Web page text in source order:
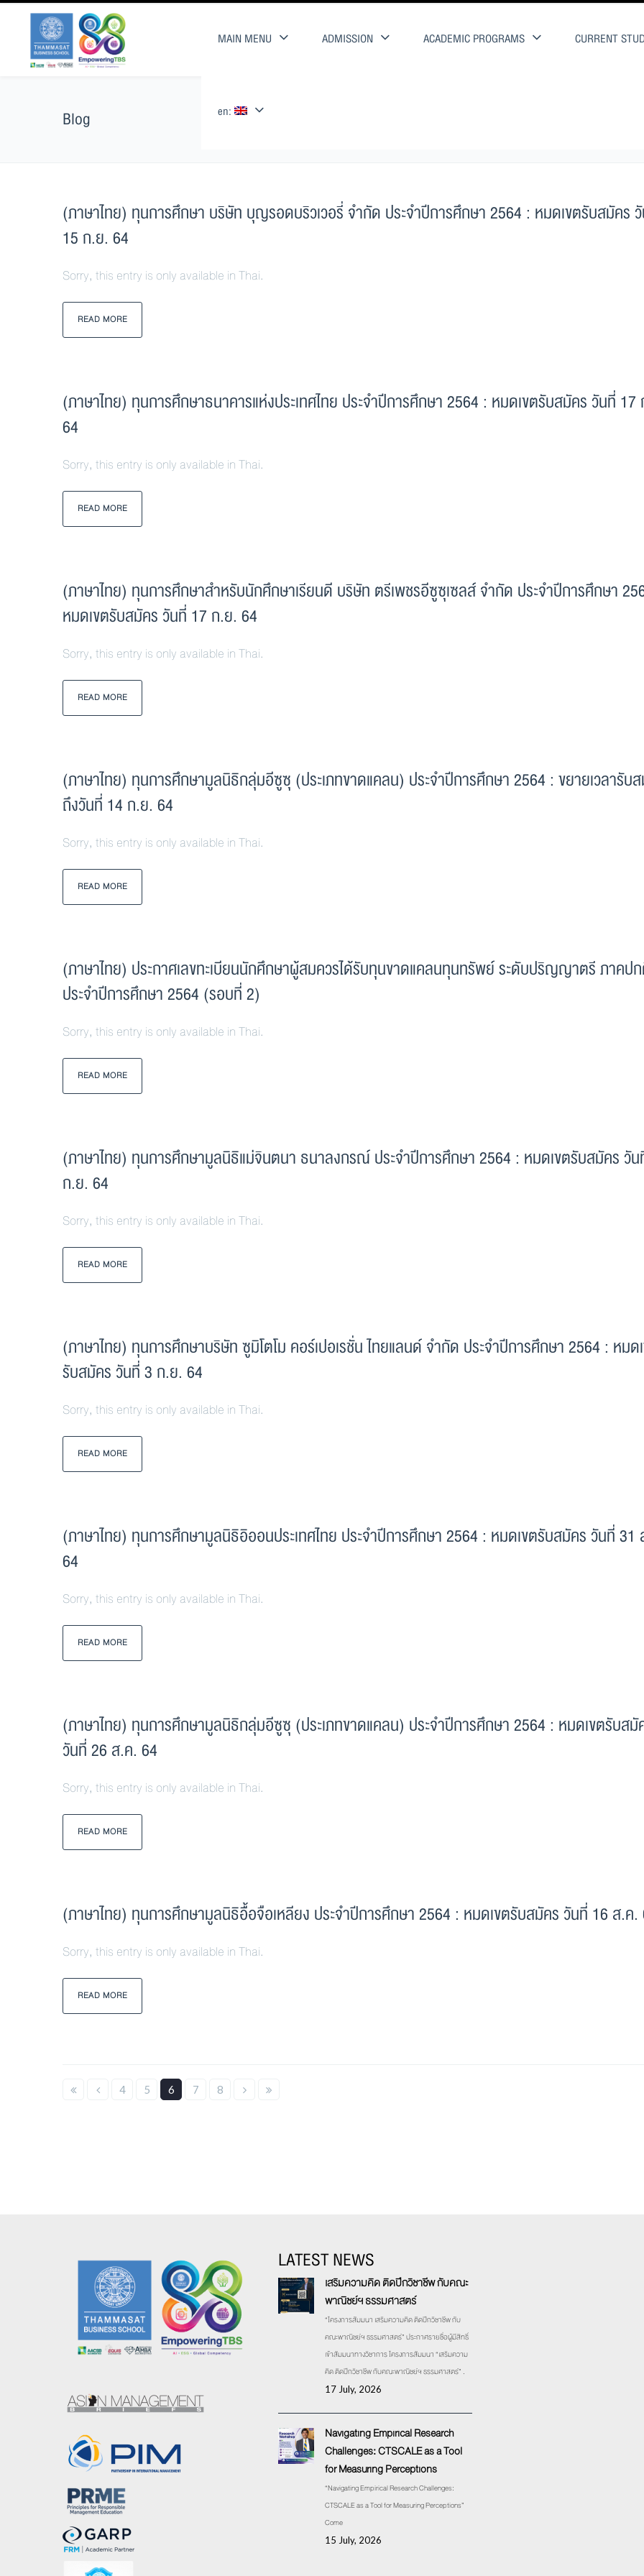
MAIN MENU ADMISSION ACADEMIC PROGRAMS CURRENT
en:
Blog
(ภาษาไทย) ทุนการศึกษา บริษัท บุญรอดบริวเวอรี่ จำกัด ประจำปีการศึกษา 2564 : หมดเขตรับสมัคร
15 ก.ย. 64
Sorry, this entry is only available in Thai.
READ MORE
(ภาษาไทย) ทุนการศึกษาธนาคารแห่งประเทศไทย ประจำปีการศึกษา 2564 : หมดเขตรับสมัคร วันที่ 17
64
Sorry, this entry is only available in Thai.
READ MORE
(ภาษาไทย) ทุนการศึกษาสำหรับนักศึกษาเรียนดี บริษัท ตรีเพชรอีซูซุเซลส์ จำกัด ประจำปีการศึกษา
หมดเขตรับสมัคร วันที่ 17 ก.ย. 64
Sorry, this entry is only available in Thai.
READ MORE
(ภาษาไทย) ทุนการศึกษามูลนิธิกลุ่มอีซูซุ (ประเภทขาดแคลน) ประจำปีการศึกษา 2564 : ขยายเวลารับ
ถึงวันที่ 14 ก.ย. 64
Sorry, this entry is only available in Thai.
READ MORE
(ภาษาไทย) ประกาศเลขทะเบียนนักศึกษาผู้สมควรได้รับทุนขาดแคลนทุนทรัพย์ ระดับปริญญาตรี ภาคป
ประจำปีการศึกษา 2564 (รอบที่ 2)
Sorry, this entry is only available in Thai.
READ MORE
(ภาษาไทย) ทุนการศึกษามูลนิธิแม่จินตนา ธนาลงกรณ์ ประจำปีการศึกษา 2564 : หมดเขตรับสมัคร วั
ก.ย. 64
Sorry, this entry is only available in Thai.
READ MORE
(ภาษาไทย) ทุนการศึกษาบริษัท ซูมิโตโม คอร์เปอเรชั่น ไทยแลนด์ จำกัด ประจำปีการศึกษา 2564 : หมด
รับสมัคร วันที่ 3 ก.ย. 64
Sorry, this entry is only available in Thai.
READ MORE
(ภาษาไทย) ทุนการศึกษามูลนิธิอิออนประเทศไทย ประจำปีการศึกษา 2564 : หมดเขตรับสมัคร วันที่ 31
64
Sorry, this entry is only available in Thai.
READ MORE
(ภาษาไทย) ทุนการศึกษามูลนิธิกลุ่มอีซูซุ (ประเภทขาดแคลน) ประจำปีการศึกษา 2564 : หมดเขตรับสมั
วันที่ 26 ส.ค. 64
Sorry, this entry is only available in Thai.
READ MORE
(ภาษาไทย) ทุนการศึกษามูลนิธิอื้อจือเหลียง ประจำปีการศึกษา 2564 : หมดเขตรับสมัคร วันที่ 16 ส.ค.
Sorry, this entry is only available in Thai.
READ MORE
4 5 6 7 8
LATEST NEWS
เสริมความคิด ติดปีกวิชาชีพ กับคณะ
พาณิชย์ฯ ธรรมศาสตร์
“โครงการสัมมนา เสริมความคิด ติดปีกวิชาชีพ กับ
คณะพาณิชย์ฯ ธรรมศาสตร์” ประกาศรายชื่อผู้มีสิทธิ์
เข้าสัมมนาทางวิชาการ โครงการสัมมนา “เสริมความ
คิด ติดปีกวิชาชีพ กับคณะพาณิชย์ฯ ธรรมศาสตร์” .
17 July, 2026
Navigating Empirical Research
Challenges: CTSCALE as a Tool
for Measuring Perceptions
“Navigating Empirical Research Challenges:
CTSCALE as a Tool for Measuring Perceptions”
Come
15 July, 2026